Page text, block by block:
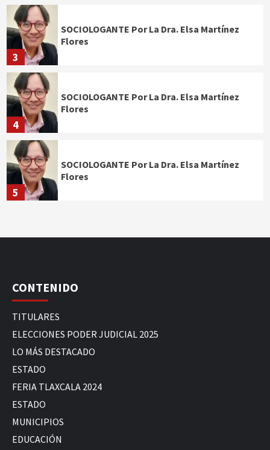
3
SOCIOLOGANTE Por La Dra. Elsa Martínez
Flores
4
SOCIOLOGANTE Por La Dra. Elsa Martínez
Flores
5
SOCIOLOGANTE Por La Dra. Elsa Martínez
Flores
CONTENIDO
TITULARES
ELECCIONES PODER JUDICIAL 2025
LO MÁS DESTACADO
ESTADO
FERIA TLAXCALA 2024
ESTADO
MUNICIPIOS
EDUCACIÓN